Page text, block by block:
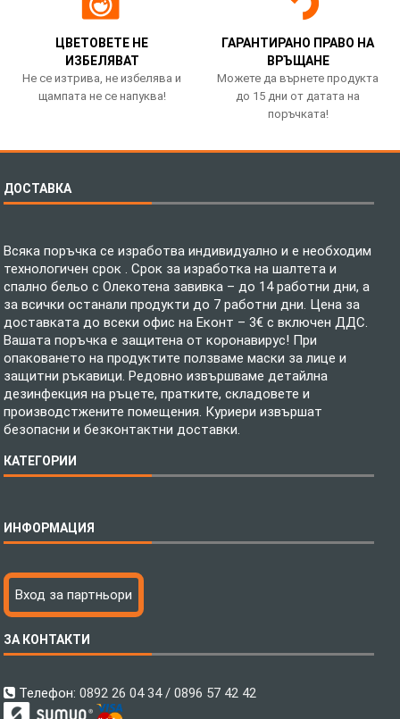
ЦВЕТОВЕТЕ НЕ
ИЗБЕЛЯВАТ
Не се изтрива, не избелява и
щампата не се напуква!
ГАРАНТИРАНО ПРАВО НА
ВРЪЩАНЕ
Можете да върнете продукта
до 15 дни от датата на
поръчката!
ДОСТАВКА
Всяка поръчка се изработва индивидуално и е необходим
технологичен срок . Срок за изработка на шалтета и
спално бельо с Олекотена завивка – до 14 работни дни, а
за всички останали продукти до 7 работни дни. Цена за
доставката до всеки офис на Еконт – 3€ с включен ДДС.
Вашата поръчка е защитена от коронавирус! При
опаковането на продуктите ползваме маски за лице и
защитни ръкавици. Редовно извършваме детайлна
дезинфекция на ръцете, пратките, складовете и
производстжените помещения. Куриери извършат
безопасни и безконтактни доставки.
КАТЕГОРИИ
Бебешки спални комплекти
Тениски с пълноцветен печат
Хавлиени кърпи
Пончо за водни спортове
Микрофибърни Велурени Кърпи
Детски пончота
ИНФОРМАЦИЯ
Технология на печатане
Файлове за печат
Как да поръчам?
С какво сме различни?
Контакти
Вход за партньори
ЗА КОНТАКТИ
Телефон:0892 26 04 34 / 0896 57 42 42